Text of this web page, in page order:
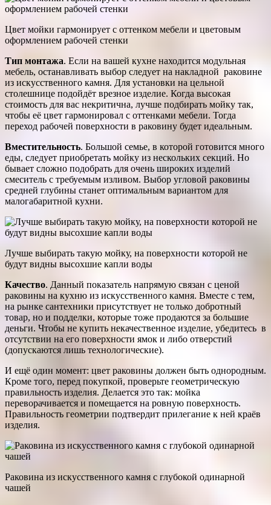
Цвет мойки гармонирует с оттенком мебели и цветовым
оформлением рабочей стенки
Тип монтажа. Если на вашей кухне находится модульная
мебель, останавливать выбор следует на накладной раковине
из искусственного камня. Для установки на цельной
столешнице подойдёт врезное изделие. Когда высокая
стоимость для вас некритична, лучше подбирать мойку так,
чтобы её цвет гармонировал с оттенками мебели. Тогда
переход рабочей поверхности в раковину будет идеальным.
Вместительность. Большой семье, в которой готовится много
еды, следует приобретать мойку из нескольких секций. Но
бывает сложно подобрать для очень широких изделий
смеситель с требуемым изливом. Выбор угловой раковины
средней глубины станет оптимальным вариантом для
малогабаритной кухни.
Лучше выбирать такую мойку, на поверхности которой не
будут видны высохшие капли воды
Качество. Данный показатель напрямую связан с ценой
раковины на кухню из искусственного камня. Вместе с тем,
на рынке сантехники присутствует не только добротный
товар, но и подделки, которые тоже продаются за большие
деньги. Чтобы не купить некачественное изделие, убедитесь в
отсутствии на его поверхности ямок и либо отверстий
(допускаются лишь технологические).
И ещё один момент: цвет раковины должен быть однородным.
Кроме того, перед покупкой, проверьте геометрическую
правильность изделия. Делается это так: мойка
переворачивается и помещается на ровную поверхность.
Правильность геометрии подтвердит прилегание к ней краёв
изделия.
Раковина из искусственного камня с глубокой одинарной
чашей